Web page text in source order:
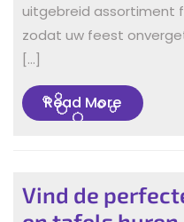
uitgebreid assortiment
zodat uw feest
[…]
Read MoreRead
More
Vind de